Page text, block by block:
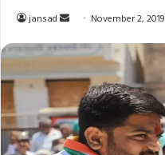
jansad
Send
email
November 2, 2019